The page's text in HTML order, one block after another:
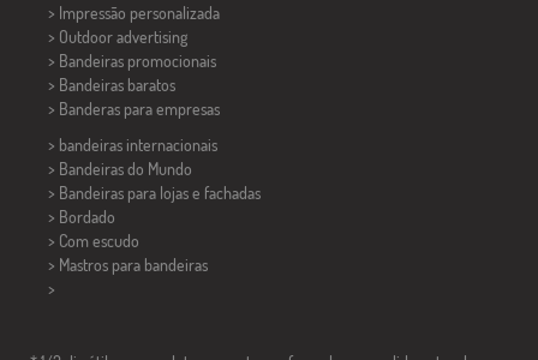
> Impressão personalizada
> Outdoor advertising
> Bandeiras promocionais
> Bandeiras baratos
> Banderas para empresas
> bandeiras internacionais
> Bandeiras do Mundo
> Bandeiras para lojas e fachadas
> Bordado
> Com escudo
> Mastros para bandeiras
>